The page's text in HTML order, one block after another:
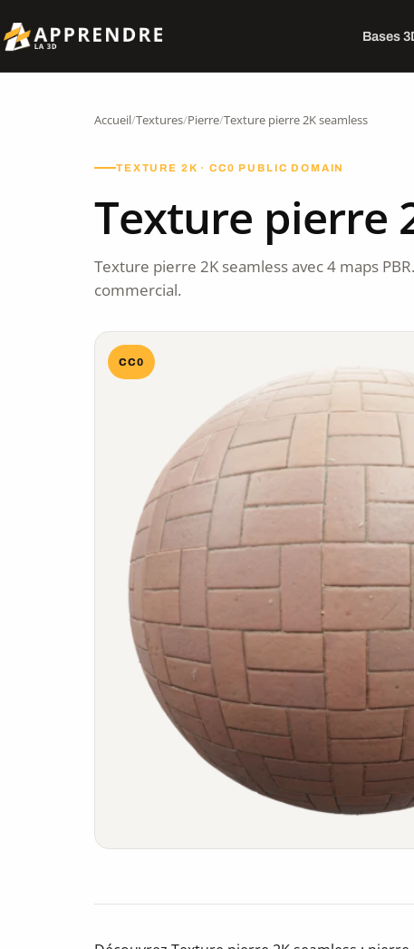
Bases
Accueil/Textures/Pierre/Texture pierre 2K seamless
TEXTURE 2K · CC0 PUBLIC DOMAIN
Texture pierre
Texture pierre 2K seamless avec 4 maps
commercial.
CC0